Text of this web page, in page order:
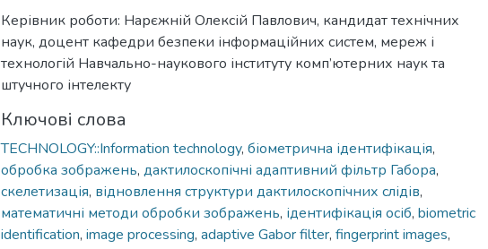
Керівник роботи: Нарєжній Олексій Павлович, кандидат технічних
наук, доцент кафедри безпеки інформаційних систем, мереж і
технологій Навчально-наукового інституту комп’ютерних наук та
штучного інтелекту
Ключові слова
TECHNOLOGY::Information technology, біометрична ідентифікація,
обробка зображень, дактилоскопічні адаптивний фільтр Габора,
скелетизація, відновлення структури дактилоскопічних слідів,
математичні методи обробки зображень, ідентифікація осіб, biometric
identification, image processing, adaptive Gabor filter, fingerprint images,